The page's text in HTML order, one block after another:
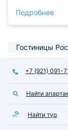
квартире
техника
рядом с
Подробнее
Гостиницы
+7 (921) 091-
Найти
Найти тур